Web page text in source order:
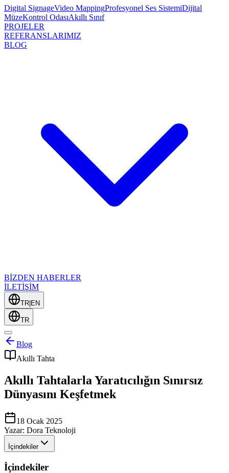
Digital SignageVideo MappingProfesyonel Ses SistemiDijital
MüzeKontrol OdasıAkıllı Sınıf
PROJELER
REFERANSLARIMIZ
BLOG
BİZDEN HABERLER
İLETİŞİM
TR EN
TR
Blog
Akıllı Tahta
Akıllı Tahtalarla Yaratıcılığın Sınırsız
Dünyasını Keşfetmek
18 Ocak 2025
Yazar: Dora Teknoloji
İçindekiler
İçindekiler